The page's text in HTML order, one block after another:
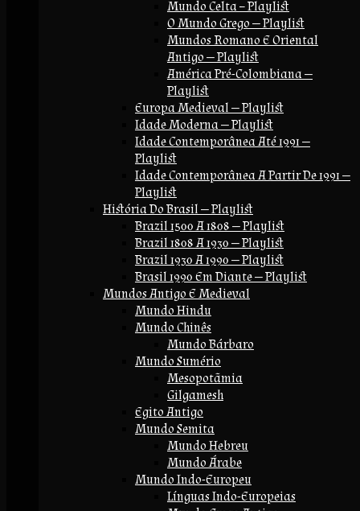
Mundo Celta – Playlist
O Mundo Grego — Playlist
Mundos Romano E Oriental
Antigo — Playlist
América Pré-Colombiana —
Playlist
Europa Medieval — Playlist
Idade Moderna — Playlist
Idade Contemporânea Até 1991 —
Playlist
Idade Contemporânea A Partir De 1991 —
Playlist
História Do Brasil — Playlist
Brazil 1500 A 1808 — Playlist
Brazil 1808 A 1930 — Playlist
Brazil 1930 A 1990 — Playlist
Brasil 1990 Em Diante — Playlist
Mundos Antigo E Medieval
Mundo Hindu
Mundo Chinês
Mundo Bárbaro
Mundo Sumério
Mesopotãmia
Gilgamesh
Egito Antigo
Mundo Semita
Mundo Hebreu
Mundo Árabe
Mundo Indo-Europeu
Línguas Indo-Europeias